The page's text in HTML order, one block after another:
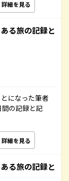
詳細を見る
る旅の記録と
になった筆者
の記録と記
詳細を見る
る旅の記録と